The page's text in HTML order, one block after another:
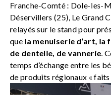
Franche-Comté : Dole-les-
Déservillers (25), Le Grand
relayés sur le stand pour
que la menuiserie d’art,
de dentelle, de vannerie.
temps d’échange entre les
de produits régionaux « faits